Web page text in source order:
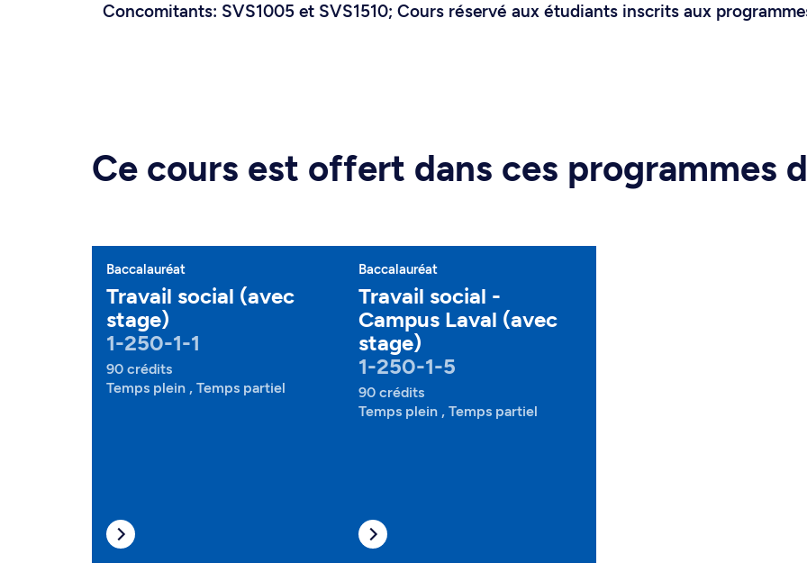
Concomitants: SVS1005 et SVS1510; Cours réservé aux étudiants inscrits aux
Ce cours est offert dans ces programmes
Baccalauréat
Travail social (avec
stage)
1-250-1-1
90 crédits
Temps plein , Temps partiel
Baccalauréat
Travail social -
Campus Laval (avec
stage)
1-250-1-5
90 crédits
Temps plein , Temps partiel